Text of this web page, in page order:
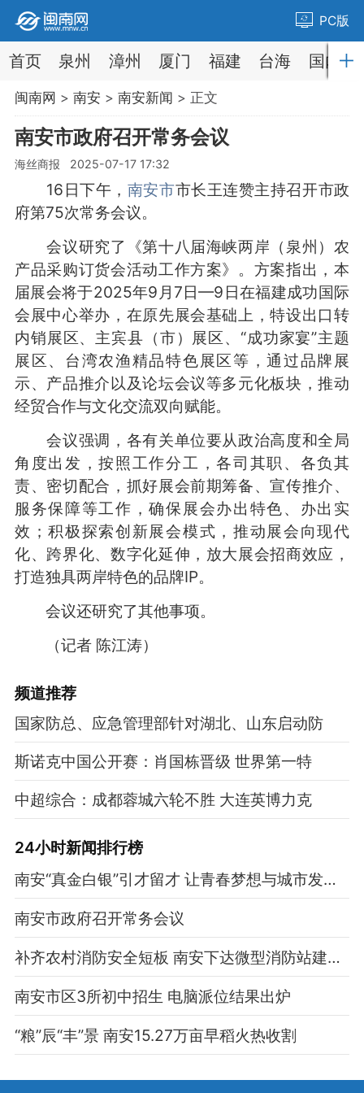
PC版
首页 泉州 漳州 厦门 福建 台海 国内
闽南网 > 南安 > 南安新闻 > 正文
南安市政府召开常务会议
海丝商报 2025-07-17 17:32
16日下午， 南安市市长王连赞主持召开市政
府第75次常务会议。
会议研究了《第十八届海峡两岸（泉州）农
产品采购订货会活动工作方案》。方案指出，本
届展会将于2025年9月7日—9日在福建成功国际
会展中心举办，在原先展会基础上，特设出口转
内销展区、主宾县（市）展区、“成功家宴”主题
展区、台湾农渔精品特色展区等，通过品牌展
示、产品推介以及论坛会议等多元化板块，推动
经贸合作与文化交流双向赋能。
会议强调，各有关单位要从政治高度和全局
角度出发，按照工作分工，各司其职、各负其
责、密切配合，抓好展会前期筹备、宣传推介、
服务保障等工作，确保展会办出特色、办出实
效；积极探索创新展会模式，推动展会向现代
化、跨界化、数字化延伸，放大展会招商效应，
打造独具两岸特色的品牌IP。
会议还研究了其他事项。
（记者 陈江涛）
频道推荐
国家防总、应急管理部针对湖北、山东启动防
斯诺克中国公开赛：肖国栋晋级 世界第一特
中超综合：成都蓉城六轮不胜 大连英博力克
24小时新闻排行榜
南安“真金白银”引才留才 让青春梦想与城市发展同频共振
南安市政府召开常务会议
补齐农村消防安全短板 南安下达微型消防站建设专项资金
南安市区3所初中招生 电脑派位结果出炉
“粮”辰“丰”景 南安15.27万亩早稻火热收割